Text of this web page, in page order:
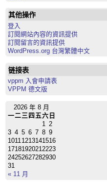
其他操作
登入
訂閱網站內容的資訊提供
訂閱留言的資訊提供
WordPress.org 台灣繁體中文
链接表
vppm 入會申請表
VPPM 德文版
2026 年 8 月
一二三 四 五六 日
1
2
3 4 5 6 7 8 9
1011 1213141516
1718192021 2223
24252627282930
31
« 11 月